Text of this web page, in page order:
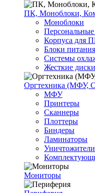
ПК, Моноблоки,
Моноблоки
Корпуса для
Блоки питания
Системы
Жесткие диски
Оргтехника (МФУ,
МФУ
Принтеры
Сканнеры
Плоттеры
Биндеры
Ламинаторы
Мониторы